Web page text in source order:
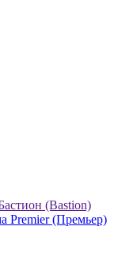
(Bastion)